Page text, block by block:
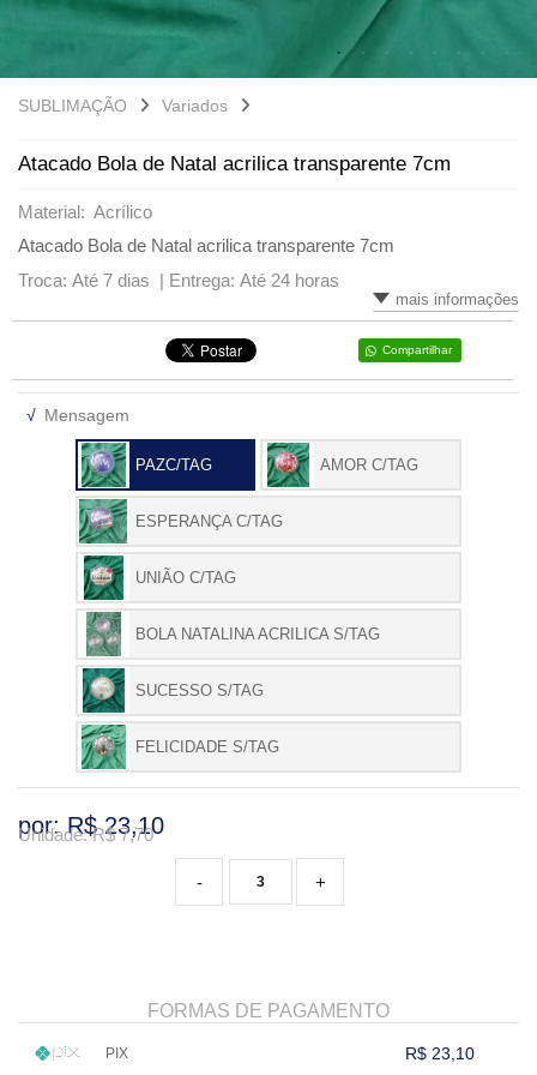
SUBLIMAÇÃO Variados
Atacado Bola de Natal acrilica transparente 7cm
Material: Acrílico
Atacado Bola de Natal acrilica transparente 7cm
Troca: Até 7 dias | Entrega: Até 24 horas
mais informações
Compartilhar
√ Mensagem
PAZC/TAG AMOR C/TAG
ESPERANÇA C/TAG
UNIÃO C/TAG
BOLA NATALINA ACRILICA S/TAG
SUCESSO S/TAG
FELICIDADE S/TAG
por: R$23,10
Unidade: R$7,70
+
-
FORMAS DE PAGAMENTO
PIX R$ 23,10